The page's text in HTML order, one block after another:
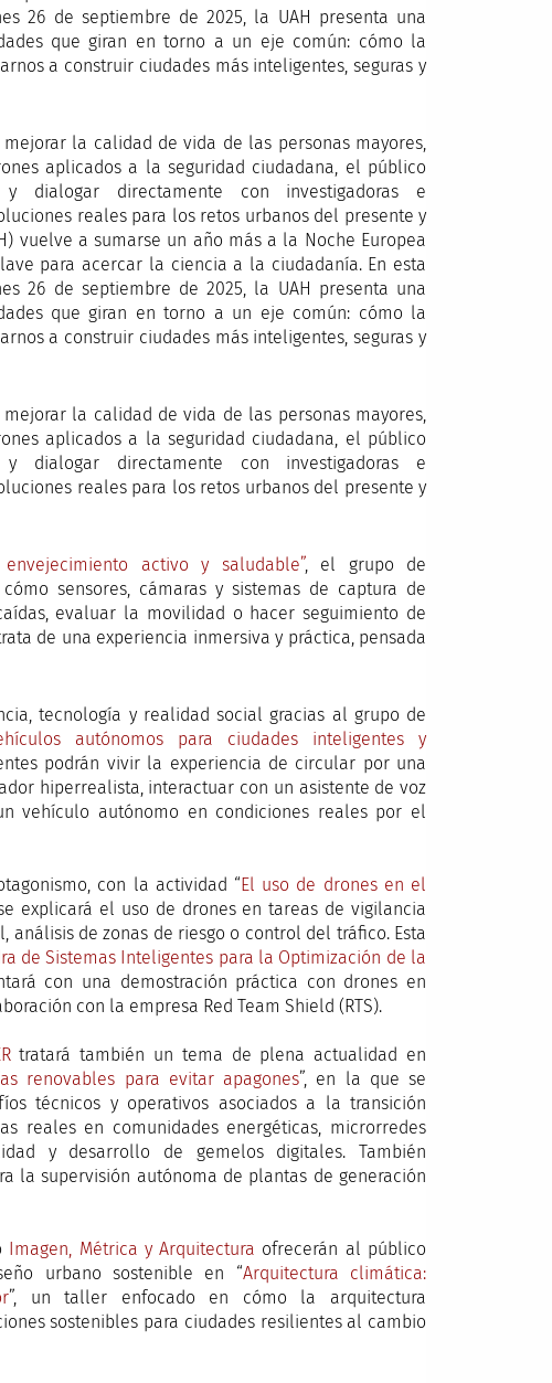
26 de septiembre de 2025, la UAH presenta una
que giran en torno a un eje común: cómo la
a construir ciudades más inteligentes, seguras y
la calidad de vida de las personas mayores,
aplicados a la seguridad ciudadana, el público
y dialogar directamente con investigadoras e
reales para los retos urbanos del presente y
vuelve a sumarse un año más a la Noche Europea
para acercar la ciencia a la ciudadanía. En esta
26 de septiembre de 2025, la UAH presenta una
que giran en torno a un eje común: cómo la
a construir ciudades más inteligentes, seguras y
la calidad de vida de las personas mayores,
aplicados a la seguridad ciudadana, el público
y dialogar directamente con investigadoras e
reales para los retos urbanos del presente y
activo y saludable”, el grupo de
cómo sensores, cámaras y sistemas de captura de
evaluar la movilidad o hacer seguimiento de
de una experiencia inmersiva y práctica, pensada
tecnología y realidad social gracias al grupo de
autónomos para ciudades inteligentes y
podrán vivir la experiencia de circular por una
hiperrealista, interactuar con un asistente de voz
vehículo autónomo en condiciones reales por el
con la actividad “El uso de drones en el
explicará el uso de drones en tareas de vigilancia
de zonas de riesgo o control del tráfico. Esta
de Sistemas Inteligentes para la Optimización de la
con una demostración práctica con drones en
con la empresa Red Team Shield (RTS).
tratará también un tema de plena actualidad en
renovables para evitar apagones”, en la que se
técnicos y operativos asociados a la transición
reales en comunidades energéticas, microrredes
y desarrollo de gemelos digitales. También
la supervisión autónoma de plantas de generación
Imagen, Métrica y Arquitectura ofrecerán al público
urbano sostenible en “Arquitectura climática:
”, un taller enfocado en cómo la arquitectura
sostenibles para ciudades resilientes al cambio